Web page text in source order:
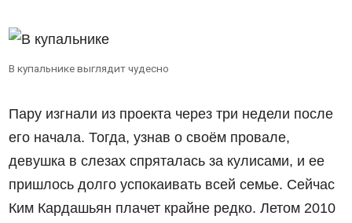
В купальнике выглядит чудесно
Пару изгнали из проекта через три недели после
его начала. Тогда, узнав о своём провале,
девушка в слезах спряталась за кулисами, и ее
пришлось долго успокаивать всей семье. Сейчас
Ким Кардашьян плачет крайне редко. Летом 2010